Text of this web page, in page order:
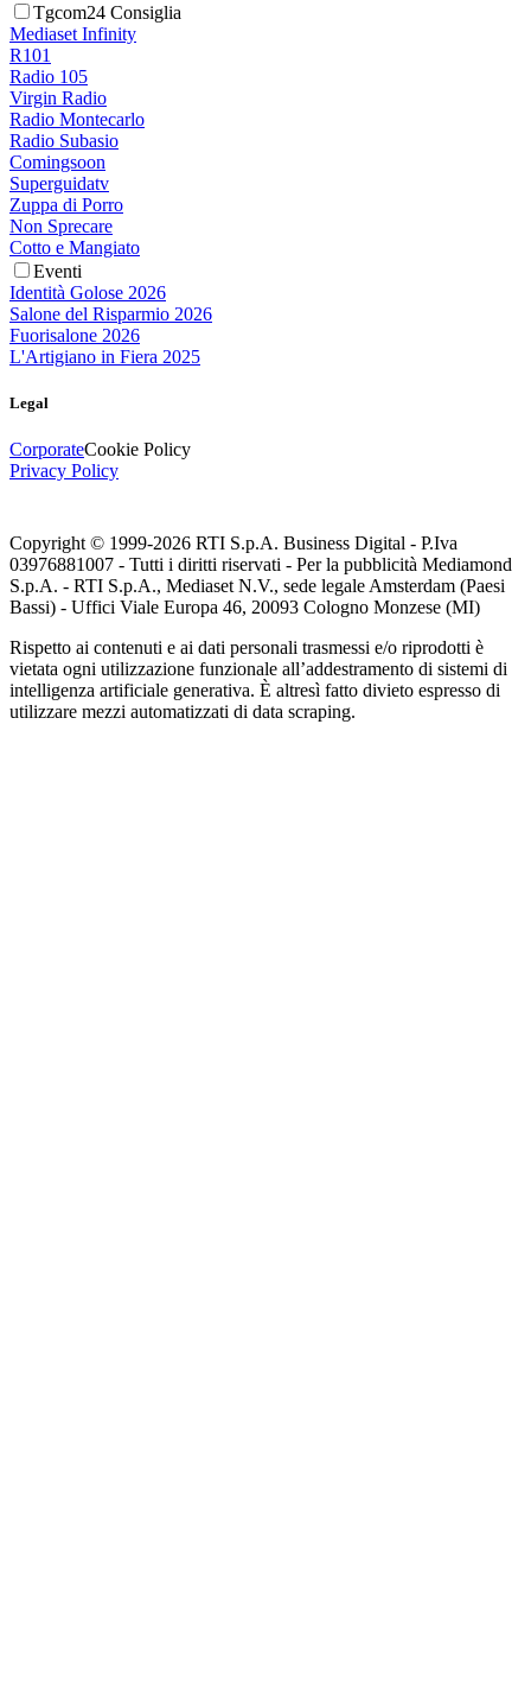
Tgcom24 Consiglia
Mediaset Infinity
R101
Radio 105
Virgin Radio
Radio Montecarlo
Radio Subasio
Comingsoon
Superguidatv
Zuppa di Porro
Non Sprecare
Cotto e Mangiato
Eventi
Identità Golose 2026
Salone del Risparmio 2026
Fuorisalone 2026
L'Artigiano in Fiera 2025
Legal
CorporateCookie Policy
Privacy Policy
Copyright © 1999-2026 RTI S.p.A. Business Digital - P.Iva
03976881007 - Tutti i diritti riservati - Per la pubblicità Mediamond
S.p.A. - RTI S.p.A., Mediaset N.V., sede legale Amsterdam (Paesi
Bassi) - Uffici Viale Europa 46, 20093 Cologno Monzese (MI)
Rispetto ai contenuti e ai dati personali trasmessi e/o riprodotti è
vietata ogni utilizzazione funzionale all’addestramento di sistemi di
intelligenza artificiale generativa. È altresì fatto divieto espresso di
utilizzare mezzi automatizzati di data scraping.